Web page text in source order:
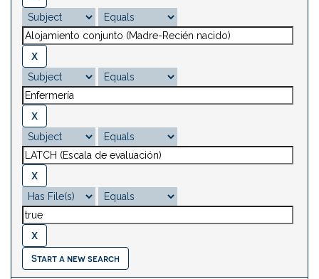
Start a new search